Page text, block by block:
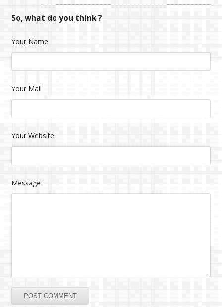
So, what do you think ?
Your Name
Your Mail
Your Website
Message